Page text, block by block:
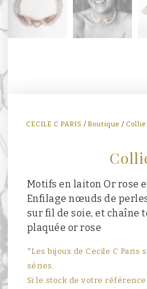
CECILE C PARIS /Boutique /
Motifs en laiton Or rose
Enfilage nœuds de
sur fil de soie, et chaîne
plaquée or rose
*Les bijoux de Cecile C Paris
séries.
Si le stock de votre